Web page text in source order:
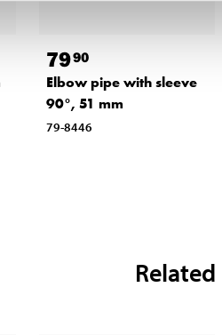
7990
Elbow pipe with sleeve
90°, 51 mm
79-8446